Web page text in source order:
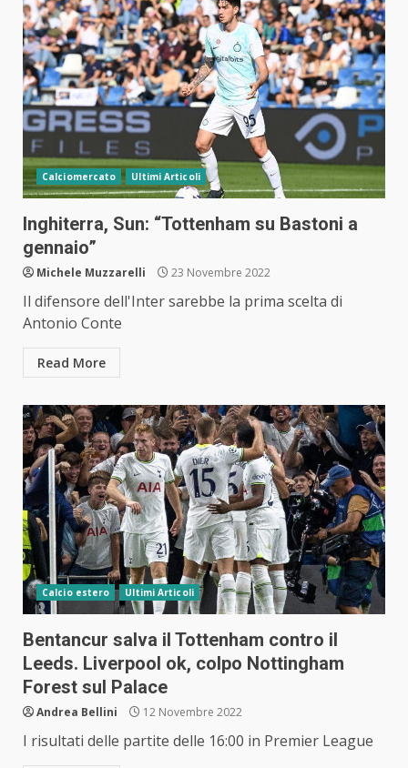
Calciomercato Ultimi Articoli
Inghiterra, Sun: “Tottenham su Bastoni a
gennaio”
Michele Muzzarelli 23 Novembre 2022
Il difensore dell'Inter sarebbe la prima scelta di
Antonio Conte
Read More
Calcio estero Ultimi Articoli
Bentancur salva il Tottenham contro il
Leeds. Liverpool ok, colpo Nottingham
Forest sul Palace
Andrea Bellini 12 Novembre 2022
I risultati delle partite delle 16:00 in Premier League